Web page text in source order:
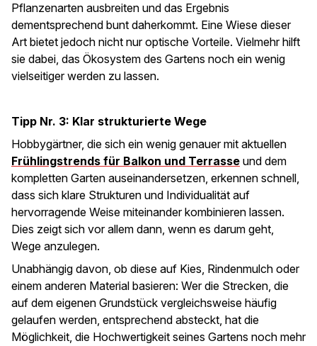
Pflanzenarten ausbreiten und das Ergebnis
dementsprechend bunt daherkommt. Eine Wiese dieser
Art bietet jedoch nicht nur optische Vorteile. Vielmehr hilft
sie dabei, das Ökosystem des Gartens noch ein wenig
vielseitiger werden zu lassen.
Tipp Nr. 3: Klar strukturierte Wege
Hobbygärtner, die sich ein wenig genauer mit aktuellen
Frühlingstrends für Balkon und Terrasse und dem
kompletten Garten auseinandersetzen, erkennen schnell,
dass sich klare Strukturen und Individualität auf
hervorragende Weise miteinander kombinieren lassen.
Dies zeigt sich vor allem dann, wenn es darum geht,
Wege anzulegen.
Unabhängig davon, ob diese auf Kies, Rindenmulch oder
einem anderen Material basieren: Wer die Strecken, die
auf dem eigenen Grundstück vergleichsweise häufig
gelaufen werden, entsprechend absteckt, hat die
Möglichkeit, die Hochwertigkeit seines Gartens noch mehr